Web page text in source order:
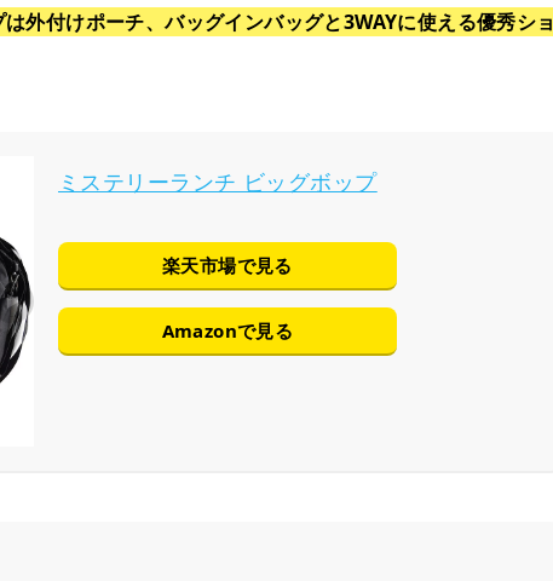
外付けポーチ、バッグインバッグと3WAYに使える優秀ショ
ミステリーランチ ビッグボップ
楽天市場で見る
Amazonで見る